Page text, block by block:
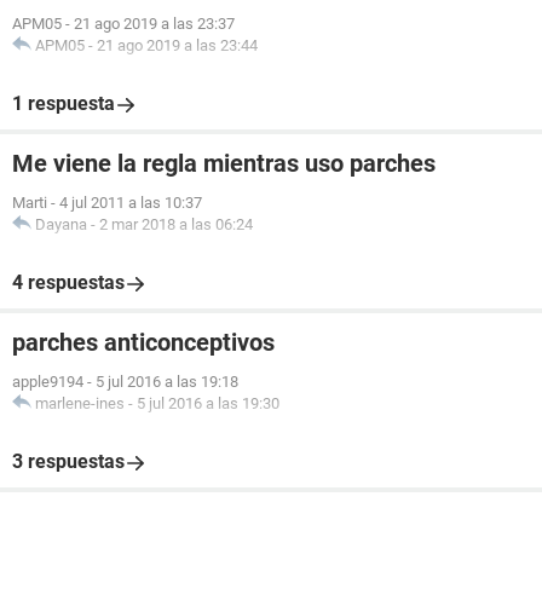
APM05 - 21 ago 2019 a las 23:37
APM05 - 21 ago 2019 a las 23:44
1 respuesta
Me viene la regla mientras uso parches
Marti - 4 jul 2011 a las 10:37
Dayana - 2 mar 2018 a las 06:24
4 respuestas
parches anticonceptivos
apple9194 - 5 jul 2016 a las 19:18
marlene-ines - 5 jul 2016 a las 19:30
3 respuestas